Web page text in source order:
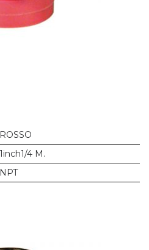
ROSSO
1inch1/4 M.
NPT